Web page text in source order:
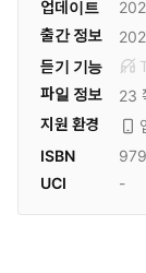
업데이트
출간 정보
듣기 기능
파일 정보
23
지원 환경
ISBN
UCI
-